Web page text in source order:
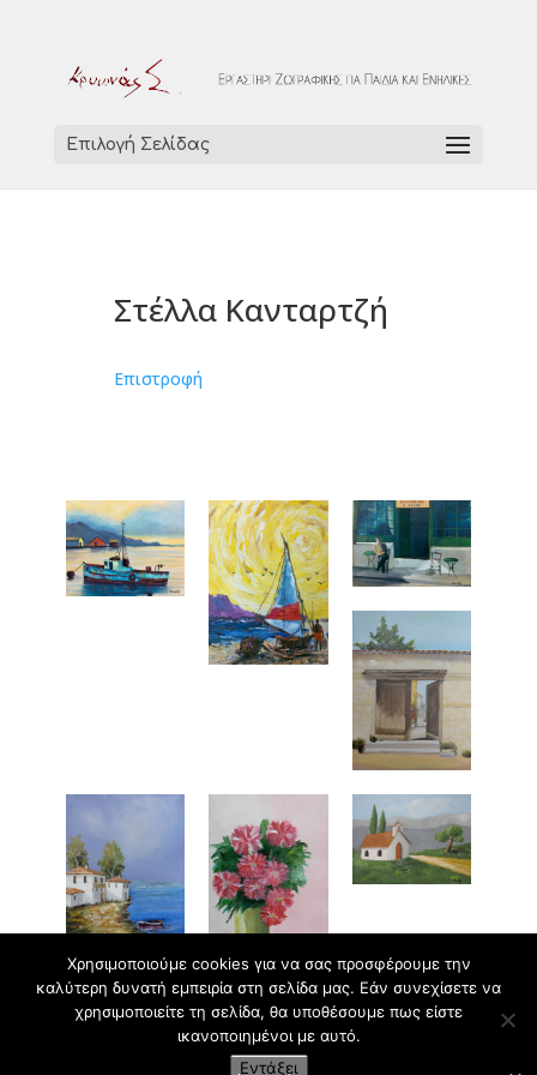
Επιλογή Σελίδας
Στέλλα Κανταρτζή
Επιστροφή
Εργαστήρι Ζωγραφικής για Παιδιά και Ενήλικες
Χρησιμοποιούμε cookies για να σας προσφέρουμε την
καλύτερη δυνατή εμπειρία στη σελίδα μας. Εάν συνεχίσετε να
χρησιμοποιείτε τη σελίδα, θα υποθέσουμε πως είστε
ικανοποιημένοι με αυτό.
Εντάξει